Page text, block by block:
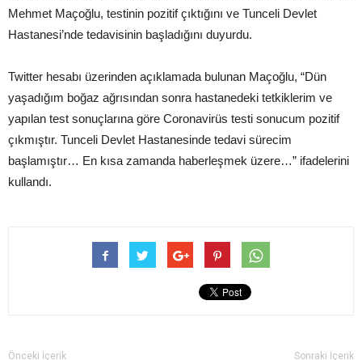
Mehmet Maçoğlu, testinin pozitif çıktığını ve Tunceli Devlet
Hastanesi’nde tedavisinin başladığını duyurdu.
Twitter hesabı üzerinden açıklamada bulunan Maçoğlu, “Dün
yaşadığım boğaz ağrısından sonra hastanedeki tetkiklerim ve
yapılan test sonuçlarına göre Coronavirüs testi sonucum pozitif
çıkmıştır. Tunceli Devlet Hastanesinde tedavi sürecim
başlamıştır… En kısa zamanda haberleşmek üzere…” ifadelerini
kullandı.
Önceki İçerik Sonraki İçerik